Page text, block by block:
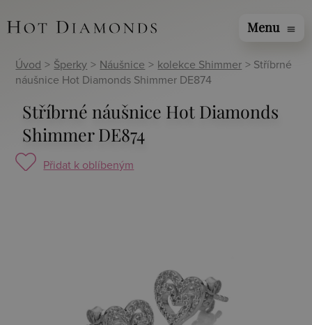
Menu menu
Úvod > Šperky > Náušnice > kolekce Shimmer > Stříbrné
náušnice Hot Diamonds Shimmer DE874
Stříbrné náušnice Hot Diamonds
Shimmer DE874
Přidat k oblíbeným